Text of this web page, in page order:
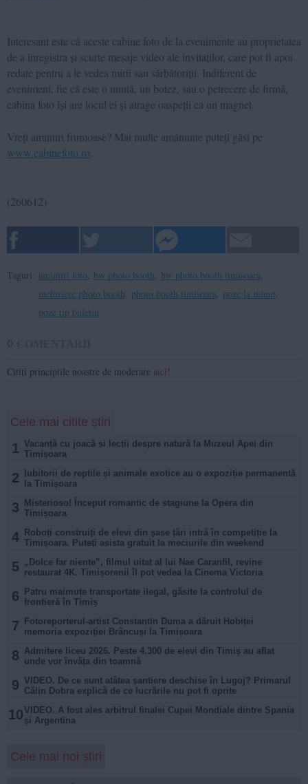
Interesant este că aceste cabine foto de la evenimente au proprietatea
de a înregistra și scurte mesaje video ale invitaților, care pot fi apoi
redate pentru a le vedea mirii sau sărbătoriții. Indiferent de
eveniment, fie că este o nuntă, un botez, sau o petrecere de firmă,
cabina foto își are locul ei și atrage oaspeții ca un magnet.
Vreți amintiri frumoase? Mai multe amănunte puteți găsi pe
www.cabinefoto.ro
(260612)
Taguri: amintiri foto bw photo booth bw photo booth timisoara
inchiriere photo booth photo booth timisoara poze la minut
poze tip buletin
Citiți principiile noastre de moderare aici !
Cele mai citite știri
1 Vacanță cu joacă și lecții despre natură la Muzeul Apei din
Timișoara
2
Iubitorii de reptile și animale exotice au o expoziție permanentă
la Timișoara
3
Misterioso! Început romantic de stagiune la Opera din
Timișoara
4
Roboți construiți de elevi din șase țări intră în competiție la
Timișoara. Puteți asista gratuit la meciurile din weekend
5 „Dolce far niente”, filmul uitat al lui Nae Caranfil, revine
restaurat 4K. Timișorenii îl pot vedea la Cinema Victoria
6
Patru maimuțe transportate ilegal, găsite la controlul de
frontieră în Timiș
7
Fotoreporterul-artist Constantin Duma a dăruit Hobiței
memoria expoziției Brâncuși la Timișoara
8 Admitere liceu 2026. Peste 4.300 de elevi din Timiș au aflat
unde vor învăța din toamnă
9 VIDEO. De ce sunt atâtea șantiere deschise în Lugoj? Primarul
Călin Dobra explică de ce lucrările nu pot fi oprite
10VIDEO. A fost ales arbitrul finalei Cupei Mondiale dintre Spania
și Argentina
Cele mai noi știri